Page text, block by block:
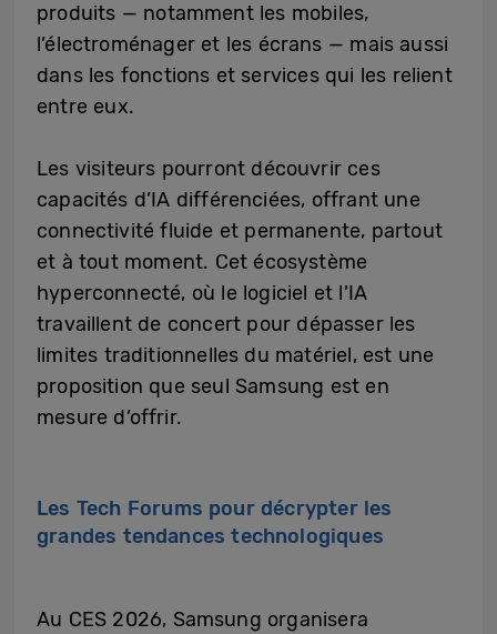
produits — notamment les mobiles,
l’électroménager et les écrans — mais aussi
dans les fonctions et services qui les relient
entre eux.
Les visiteurs pourront découvrir ces
capacités d’IA différenciées, offrant une
connectivité fluide et permanente, partout
et à tout moment. Cet écosystème
hyperconnecté, où le logiciel et l’IA
travaillent de concert pour dépasser les
limites traditionnelles du matériel, est une
proposition que seul Samsung est en
mesure d’offrir.
Les Tech Forums pour décrypter les
grandes tendances technologiques
Au CES 2026, Samsung organisera